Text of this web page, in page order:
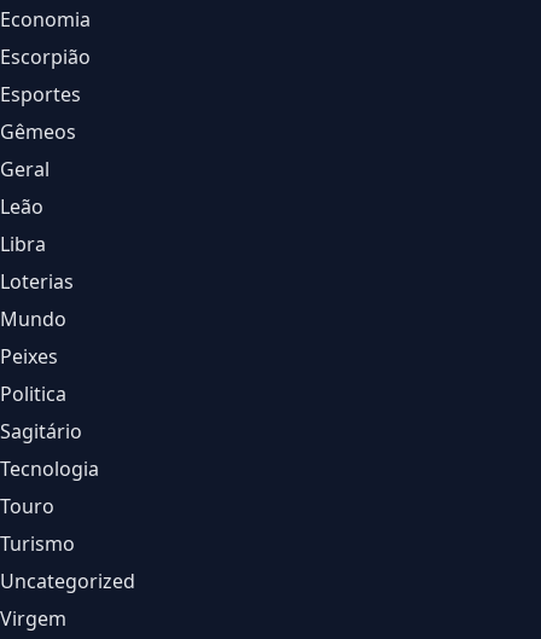
Economia
Escorpião
Esportes
Gêmeos
Geral
Leão
Libra
Loterias
Mundo
Peixes
Politica
Sagitário
Tecnologia
Touro
Turismo
Uncategorized
Virgem